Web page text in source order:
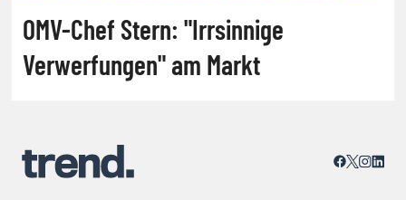
OMV-Chef Stern: "Irrsinnige
Verwerfungen" am Markt